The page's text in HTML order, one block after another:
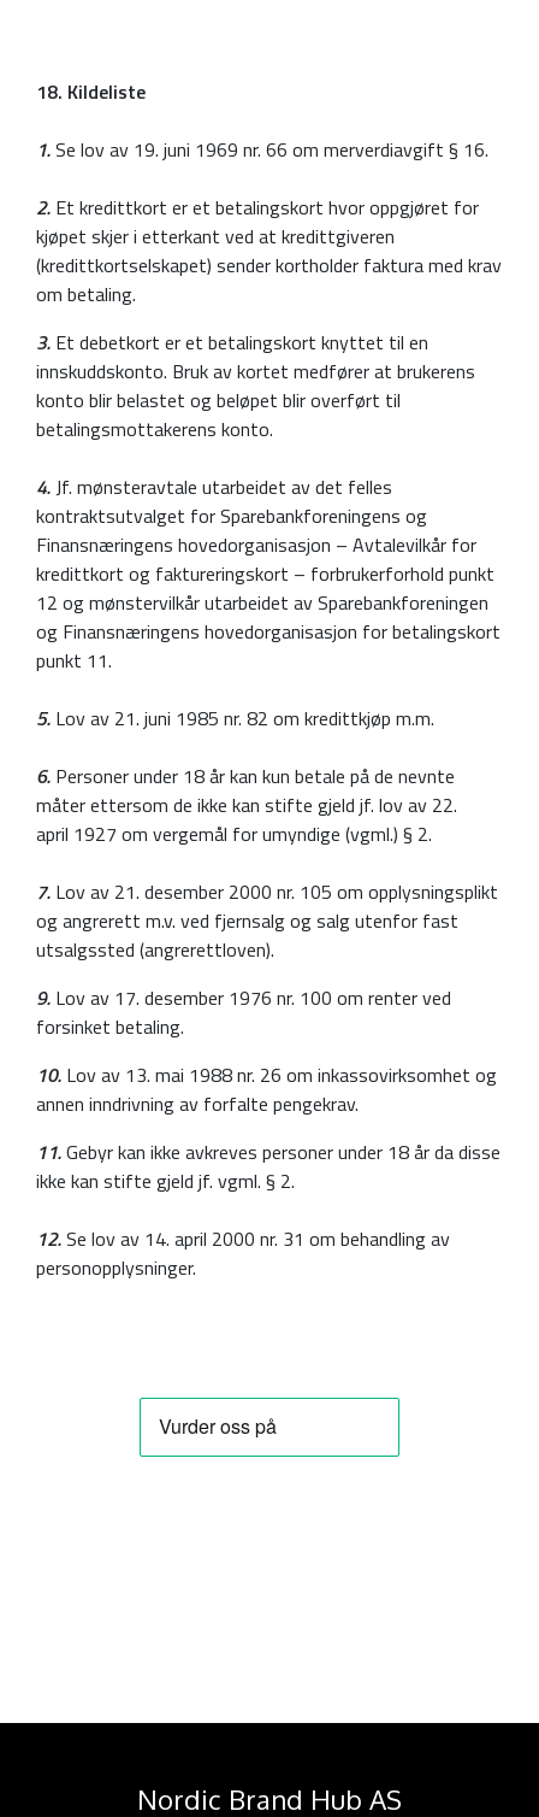
18. Kildeliste
1.Se lov av 19. juni 1969 nr. 66 om merverdiavgift § 16.
2. Et kredittkort er et betalingskort hvor oppgjøret for
kjøpet skjer i etterkant ved at kredittgiveren
(kredittkortselskapet) sender kortholder faktura med krav
om betaling.
3. Et debetkort er et betalingskort knyttet til en
innskuddskonto. Bruk av kortet medfører at brukerens
konto blir belastet og beløpet blir overført til
betalingsmottakerens konto.
4.Jf. mønsteravtale utarbeidet av det felles
kontraktsutvalget for Sparebankforeningens og
Finansnæringens hovedorganisasjon – Avtalevilkår for
kredittkort og faktureringskort – forbrukerforhold punkt
12 og mønstervilkår utarbeidet av Sparebankforeningen
og Finansnæringens hovedorganisasjon for betalingskort
punkt 11.
5. Lov av 21. juni 1985 nr. 82 om kredittkjøp m.m.
6. Personer under 18 år kan kun betale på de nevnte
måter ettersom de ikke kan stifte gjeld jf. lov av 22.
april 1927 om vergemål for umyndige (vgml.) § 2.
7. Lov av 21. desember 2000 nr. 105 om opplysningsplikt
og angrerett m.v. ved fjernsalg og salg utenfor fast
utsalgssted (angrerettloven).
9. Lov av 17. desember 1976 nr. 100 om renter ved
forsinket betaling.
10. Lov av 13. mai 1988 nr. 26 om inkassovirksomhet og
annen inndrivning av forfalte pengekrav.
11.Gebyr kan ikke avkreves personer under 18 år da disse
ikke kan stifte gjeld jf. vgml. § 2.
12.Se lov av 14. april 2000 nr. 31 om behandling av
personopplysninger.
Nordic Brand Hub AS